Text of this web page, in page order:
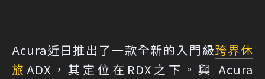
Acura近日推出了一款全新的入門級跨界休
旅 ADX，其定位在RDX之下。與 Acura